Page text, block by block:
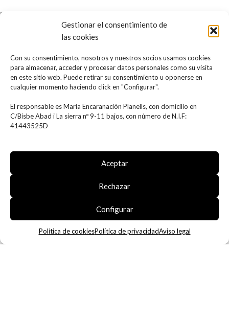
Gestionar el consentimiento de
las cookies
Con su consentimiento, nosotros y nuestros socios usamos cookies
para almacenar, acceder y procesar datos personales como su visita
en este sitio web. Puede retirar su consentimiento u oponerse en
cualquier momento haciendo click en "Configurar".
El responsable es María Encaranación Planells, con domicilio en
C/Bisbe Abad i La sierra nº 9-11 bajos, con número de N.I.F:
41443525D
Aceptar
Rechazar
Configurar
Política de cookiesPolítica de privacidadAviso legal
Dirección
C/ Abad I La Sierra Nº9-11 Bajos
07800 – Ibiza (España)
Teléfono
971 398 828
Email
info@gatzaraibiza.com
NOSOTROS
Contacto
Política de privacidad
Política de cookies
Términos y condiciones